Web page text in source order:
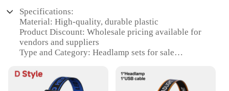
Specifications:
Material: High-quality, durable plastic
Product Discount: Wholesale pricing available for
vendors and suppliers
Type and Category: Headlamp sets for sale
with adjustable straps
Usage and Purpose: Ideal for outdoor activities such